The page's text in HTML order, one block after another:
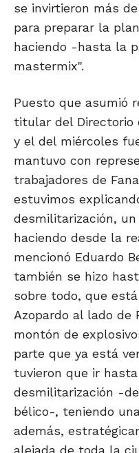
se invirtieron más
para preparar la
haciendo -hasta la
mastermix".
Puesto que asumió
titular del Directorio
y el del miércoles
mantuvo con
trabajadores de
estuvimos
desmilitarización,
haciendo desde la
mencionó Eduardo
también se hizo
sobre todo, que
Azopardo al lado de
montón de
parte que ya está
tuvieron que ir
desmilitarización -
bélico-, teniendo
además,